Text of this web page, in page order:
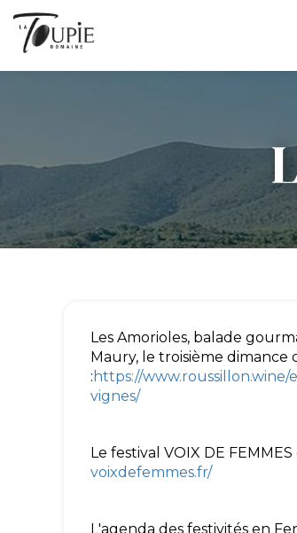
Les Amorioles, balade
Maury, le troisième dimance
: https://
vignes/
Le festival VOIX DE
voixdefemmes.fr/
L'agenda des festivités en